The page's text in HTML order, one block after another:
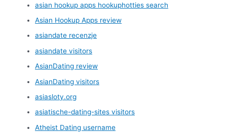
asian hookup apps hookuphotties search
Asian Hookup Apps review
asiandate recenzje
asiandate visitors
AsianDating review
AsianDating visitors
asiasloty.org
asiatische-dating-sites visitors
Atheist Dating username